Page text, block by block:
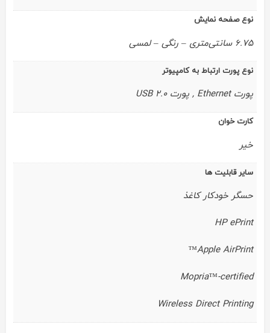
نوع صفحه نمایش
6.75 سانتی‌متری – رنگی – لمسی
نوع پورت ارتباط به کامپیوتر
پورت Ethernet , پورت USB 2.0
کارت خوان
خیر
سایر قابلیت ها
حسگر خودکار کاغذ
HP ePrint
Apple AirPrint™
Mopria™-certified
Wireless Direct Printing